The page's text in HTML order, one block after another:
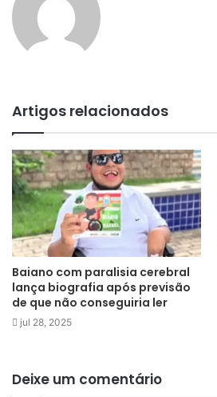
Artigos relacionados
Baiano com paralisia cerebral
lança biografia após previsão
de que não conseguiria ler
jul 28, 2025
Deixe um comentário